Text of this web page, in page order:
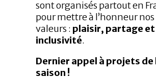
sont organisés partout en
pour mettre à l’honneur nos
valeurs : plaisir, partage et
inclusivité.
Dernier appel à projets de
saison !